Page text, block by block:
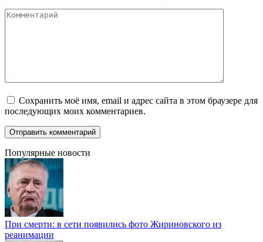
Комментарий
Сохранить моё имя, email и адрес сайта в этом браузере для
последующих моих комментариев.
Популярные новости
При смерти: в сети появились фото Жириновского из
реанимации